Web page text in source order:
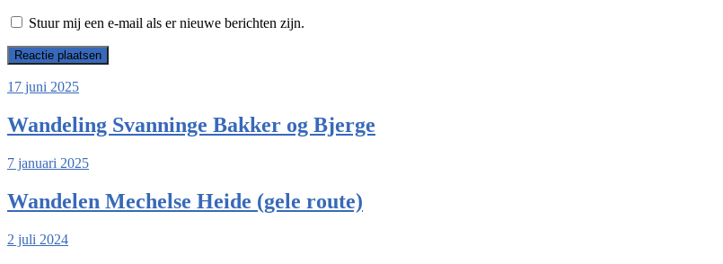
Stuur mij een e-mail als er nieuwe berichten zijn.
17 juni 2025
Wandeling Svanninge Bakker og Bjerge
7 januari 2025
Wandelen Mechelse Heide (gele route)
2 juli 2024